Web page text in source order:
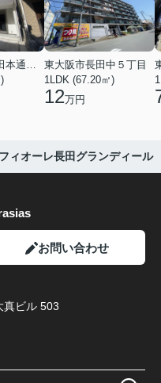
東大阪市高井田本通２丁目
東大阪市長田中５丁目
1LDK (67.20㎡)
12万円
ィオーレ長田グランディール
お問い合わせ
真ビル 503